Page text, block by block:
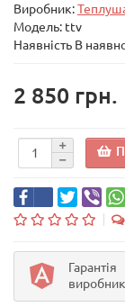
Виробник:
Модель: ttv
Наявність В
2 850 грн.
Гарантія